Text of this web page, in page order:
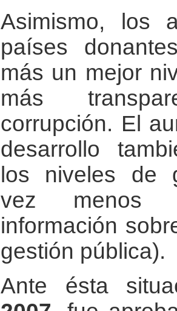
Asimismo, los
países
más un mejor
más
corrupción. El
desarrollo
los niveles de
vez menos
información
gestión pública).
Ante ésta